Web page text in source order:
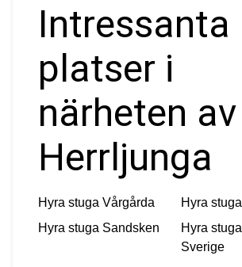
Intressanta
platser i
närheten av
Herrljunga
Hyra stuga Vårgårda Hyra stuga
Hyra stuga Sandsken Hyra stuga
Sverige